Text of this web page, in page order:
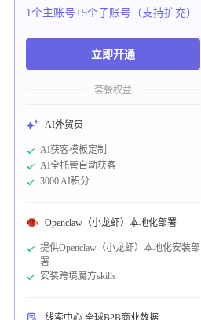
1个主账号+5个子账号（支持扩充）
立即开通
套餐权益
AI外贸员
AI获客模板定制
AI全托管自动获客
3000 AI积分
Openclaw（小龙虾）本地化部署
提供Openclaw（小龙虾）本地化安装部
署
安装跨境魔方skills
线索中心 全球B2B商业数据